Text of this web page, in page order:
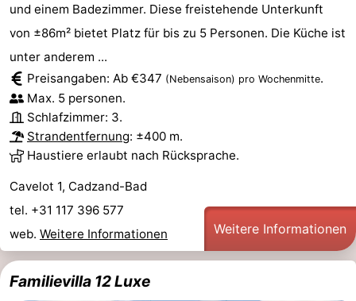
und einem Badezimmer. Diese freistehende Unterkunft
von ±86m² bietet Platz für bis zu 5 Personen. Die Küche ist
unter anderem ...
Preisangaben: Ab €347 (Nebensaison) pro Wochenmitte.
Max. 5 personen.
Schlafzimmer: 3.
Strandentfernung: ±400 m.
Haustiere erlaubt nach Rücksprache.
Cavelot 1, Cadzand-Bad
tel. +31 117 396 577
web. Weitere Informationen Weitere Informationen
Familievilla 12 Luxe